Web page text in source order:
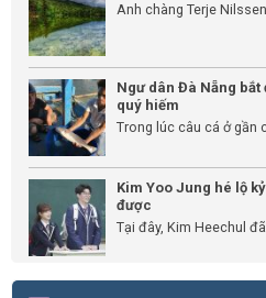
Anh chàng Terje
Ngư dân Đà Nẵng
quý hiếm
Trong lúc câu cá ở gần
Kim Yoo Jung hé lộ
được
Tại đây, Kim Heechul